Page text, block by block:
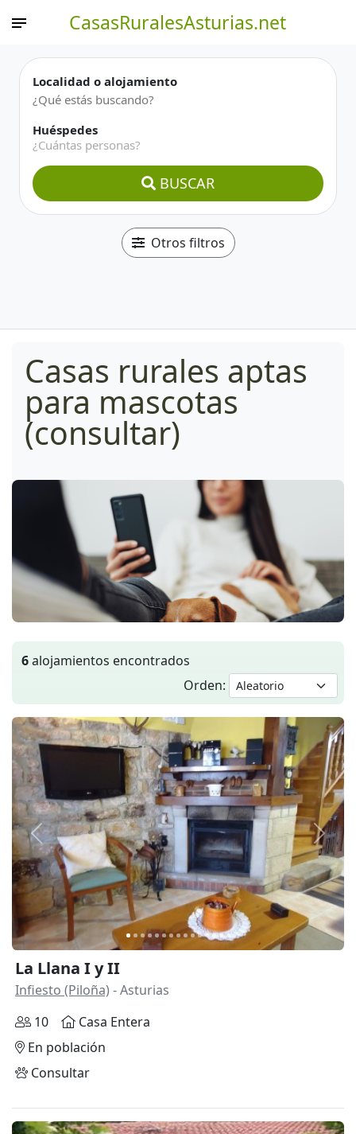
CasasRuralesAsturias.net
Localidad o alojamiento
Huéspedes
¿Cuántas personas?
BUSCAR
Otros filtros
Casas rurales aptas
para mascotas
(consultar)
6alojamientos encontrados
Orden:
Anterior
La Llana I y II
Infiesto (Piloña) - Asturias
10
Casa Entera
En población
Consultar